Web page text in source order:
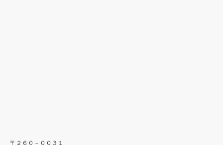
〒２６０－００３１